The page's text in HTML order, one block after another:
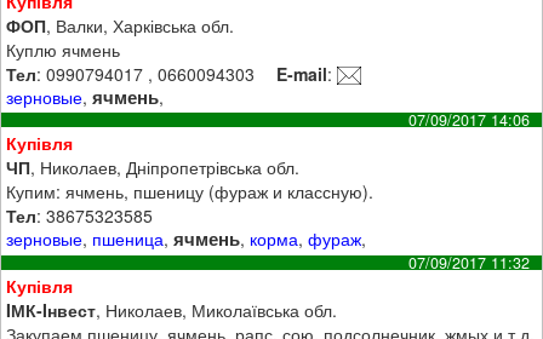
ФОП, Валки, Харківська обл.
Куплю ячмень
Тел: 0990794017 , 0660094303 E-mail:
зерновые,ячмень,
07/09/2017 14:06
Купівля
ЧП, Николаев, Дніпропетрівська обл.
Купим: ячмень, пшеницу (фураж и классную).
Тел: 38675323585
зерновые, пшеница,ячмень, корма,фураж,
07/09/2017 11:32
Купівля
IМК-Iнвест, Николаев, Миколаївська обл.
Закупаем пшеницу, ячмень, рапс, сою, подсолнечник, жмых и т.д.